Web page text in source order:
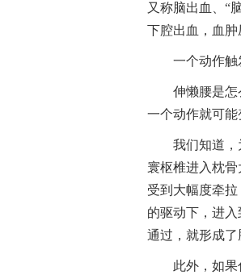
又称脑出血、“
下腔出血，血肿
一个动作触
伸懒腰是
一个动作就可
我们知道
寰枢椎进入枕
受到大幅度牵
的驱动下，进
通过，就形成了
此外，如